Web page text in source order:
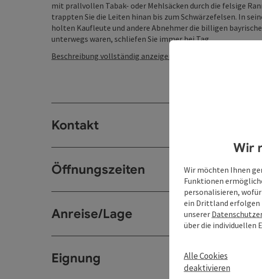
mit prallvollen Tabak- oder Mehlsäcken durch die felsige
trappten Sie die Leiten hinan bis zum Schwärzefelsen. In
holten Kaufleute und andere Abnehmer die billigen
unterwegs waren, schliefen Sie immer bei Tag. ...
Beschreibung vollständig anzeigen
Kontakt
Öffnungszeiten
Anreise/Lage
Eignung
Wir
Wir möchten Ihnen
Funktionen
personalisieren,
ein Drittland erfolgen
unserer
über die individuellen
Alle Cookies
deaktivieren